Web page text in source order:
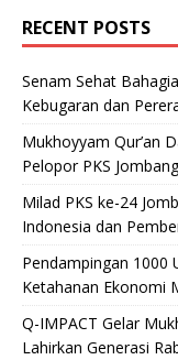
RECENT POSTS
Senam Sehat
Kebugaran dan
Mukhoyyam Qur’an
Pelopor PKS Jombang
Milad PKS ke-24
Indonesia dan
Pendampingan 1000
Ketahanan Ekonomi
Q-IMPACT Gelar
Lahirkan Generasi